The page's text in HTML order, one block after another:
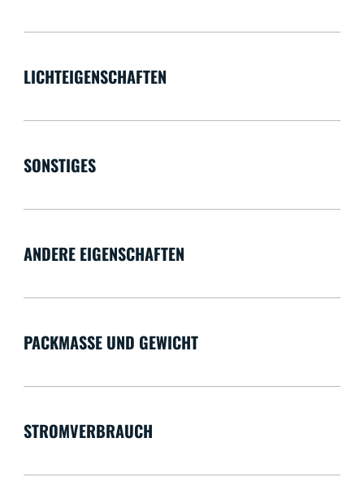
LICHTEIGENSCHAFTEN
SONSTIGES
ANDERE EIGENSCHAFTEN
PACKMASSE UND GEWICHT
STROMVERBRAUCH